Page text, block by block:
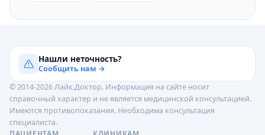
Нашли неточность?
Сообщить нам →
© 2014-2026 Лайк.Доктор. Информация на сайте носит
справочный характер и не является медицинской консультацией.
Имеются противопоказания. Необходима консультация
специалиста.